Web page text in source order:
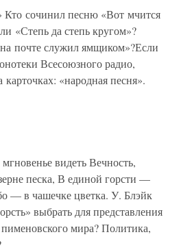
Кто сочинил песню «Вот мчится
«Степь да степь кругом»?
почте служил ямщиком»?Если
Всесоюзного радио,
«народная песня».
видеть Вечность,
песка, В единой горсти —
— в чашечке цветка. У. Блэйк
выбрать для представления
мира? Политика,